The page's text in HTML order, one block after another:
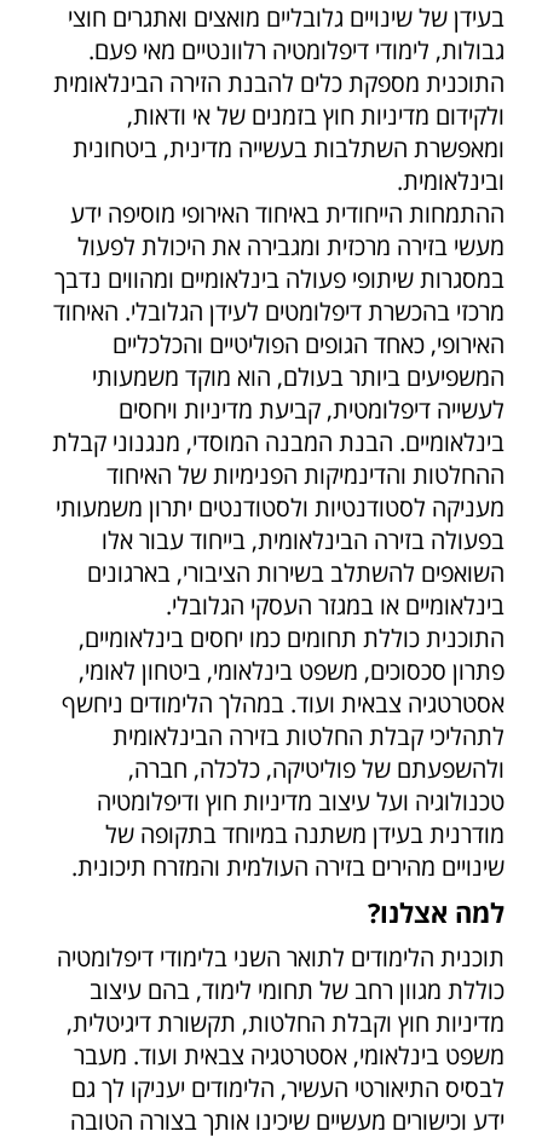
בעידן של שינויים גלובליים מואצים ואתגרים חוצי
גבולות, לימודי דיפלומטיה רלוונטיים מאי פעם.
התוכנית מספקת כלים להבנת הזירה הבינלאומית
ולקידום מדיניות חוץ בזמנים של אי ודאות,
ומאפשרת השתלבות בעשייה מדינית, ביטחונית
ובינלאומית.
ההתמחות הייחודית באיחוד האירופי מוסיפה ידע
מעשי בזירה מרכזית ומגבירה את היכולת לפעול
במסגרות שיתופי פעולה בינלאומיים ומהווים נדבך
מרכזי בהכשרת דיפלומטים לעידן הגלובלי. האיחוד
האירופי, כאחד הגופים הפוליטיים והכלכליים
המשפיעים ביותר בעולם, הוא מוקד משמעותי
לעשייה דיפלומטית, קביעת מדיניות ויחסים
בינלאומיים. הבנת המבנה המוסדי, מנגנוני קבלת
ההחלטות והדינמיקות הפנימיות של האיחוד
מעניקה לסטודנטיות ולסטודנטים יתרון משמעותי
בפעולה בזירה הבינלאומית, בייחוד עבור אלו
השואפים להשתלב בשירות הציבורי, בארגונים
בינלאומיים או במגזר העסקי הגלובלי.
התוכנית כוללת תחומים כמו יחסים בינלאומיים,
פתרון סכסוכים, משפט בינלאומי, ביטחון לאומי,
אסטרטגיה צבאית ועוד. במהלך הלימודים ניחשף
לתהליכי קבלת החלטות בזירה הבינלאומית
ולהשפעתם של פוליטיקה, כלכלה, חברה,
טכנולוגיה ועל עיצוב מדיניות חוץ ודיפלומטיה
מודרנית בעידן משתנה במיוחד בתקופה של
שינויים מהירים בזירה העולמית והמזרח תיכונית.
למה אצלנו?
תוכנית הלימודים לתואר השני בלימודי דיפלומטיה
כוללת מגוון רחב של תחומי לימוד, בהם עיצוב
מדיניות חוץ וקבלת החלטות, תקשורת דיגיטלית,
משפט בינלאומי, אסטרטגיה צבאית ועוד. מעבר
לבסיס התיאורטי העשיר, הלימודים יעניקו לך גם
ידע וכישורים מעשיים שיכינו אותך בצורה הטובה